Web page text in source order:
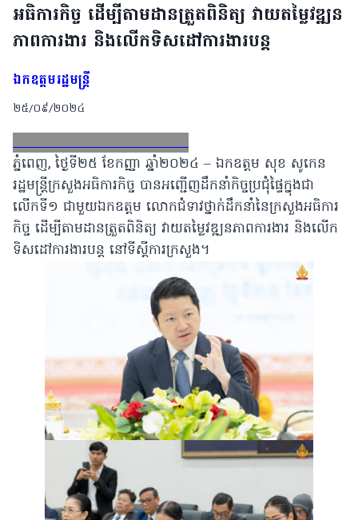
អធិការកិច្ច ដើម្បីតាមដានត្រួតពិនិត្យ វាយតម្លៃវឌ្ឍន
ភាពការងារ និងលើកទិសដៅការងារបន្ត
ឯកឧត្ដមរដ្ឋមន្ត្រី
២៥/០៩/២០២៤
FacebookXEmailLinkedIn
ភ្នំពេញ, ថ្ងៃទី២៥ ខែកញ្ញា ឆ្នាំ២០២៤ – ឯកឧត្តម សុខ សូកេន
រដ្ឋមន្រ្តីក្រសួងអធិការកិច្ច បានអញ្ជើញដឹកនាំកិច្ចប្រជុំផ្ទៃក្នុងជា
លើកទី១ ជាមួយឯកឧត្តម លោកជំទាវថ្នាក់ដឹកនាំនៃក្រសួងអធិការ
កិច្ច ដើម្បីតាមដានត្រួតពិនិត្យ វាយតម្លៃវឌ្ឍនភាពការងារ និងលើក
ទិសដៅការងារបន្ត នៅទីស្ដីការក្រសួង។